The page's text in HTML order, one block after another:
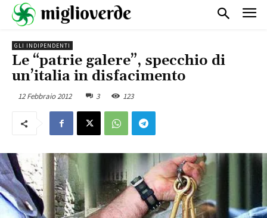
GLI INDIPENDENTI
Le “patrie galere”, specchio di
un’italia in disfacimento
12 Febbraio 2012 3 123